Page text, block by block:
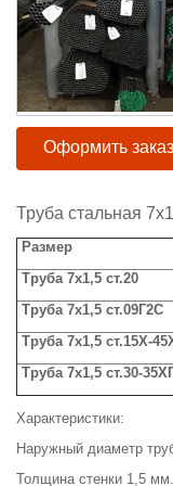
Оформить заказ
Труба стальная
Размер
Труба 7х1,5 ст.20
Труба 7х1,5 ст.09Г2С
Труба 7х1,5 ст.15Х-
Труба 7х1,5 ст.30-
Характеристики:
Наружный диаметр
Толщина стенки 1,5 мм.